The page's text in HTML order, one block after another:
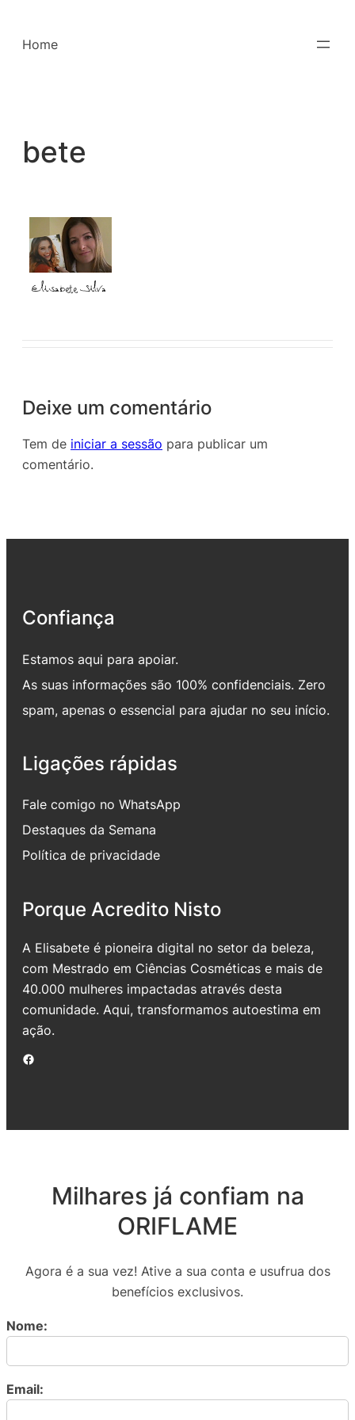
para
Home
bete
Deixe um comentário
Tem de iniciar a sessão para publicar um
comentário.
Confiança
Estamos aqui para apoiar.
As suas informações são 100% confidenciais. Zero
spam, apenas o essencial para ajudar no seu início.
Ligações rápidas
Fale comigo no WhatsApp
Destaques da Semana
Política de privacidade
Porque Acredito Nisto
A Elisabete é pioneira digital no setor da beleza,
com Mestrado em Ciências Cosméticas e mais de
40.000 mulheres impactadas através desta
comunidade. Aqui, transformamos autoestima em
ação.
Facebook
Milhares já confiam na
ORIFLAME
Agora é a sua vez! Ative a sua conta e usufrua dos
benefícios exclusivos.
Nome:
Email: